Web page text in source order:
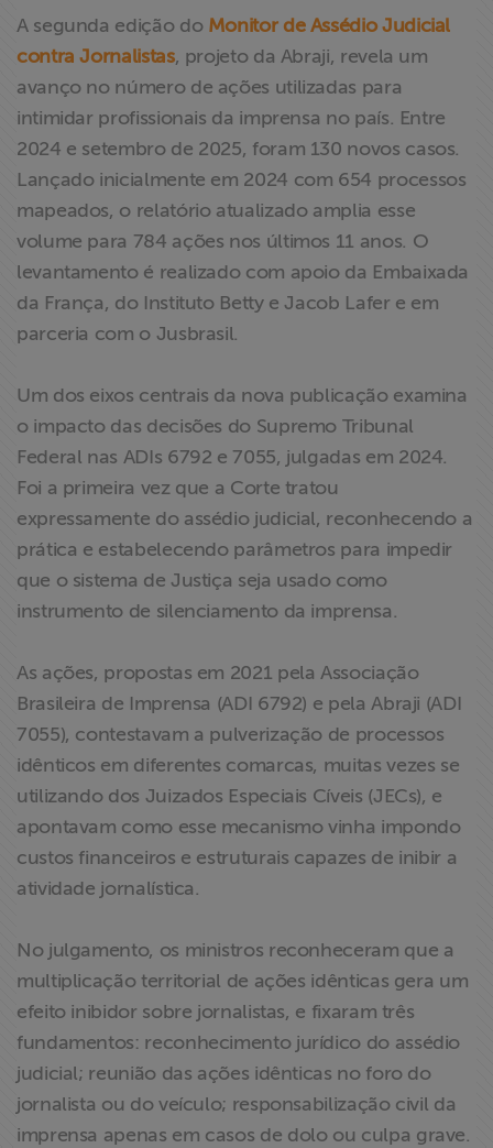
Notícias
Doe para
>> Conteúdo
exclusivo para
associados
Assine a nossa
Fale Conosco
A segunda edição do Monitor de Assédio Judicial
contra Jornalistas, projeto da Abraji, revela um
avanço no número de ações utilizadas para
intimidar profissionais da imprensa no país. Entre
2024 e setembro de 2025, foram 130 novos casos.
Lançado inicialmente em 2024 com 654 processos
mapeados, o relatório atualizado amplia esse
volume para 784 ações nos últimos 11 anos. O
levantamento é realizado com apoio da Embaixada
da França, do Instituto Betty e Jacob Lafer e em
parceria com o Jusbrasil.
Um dos eixos centrais da nova publicação examina
o impacto das decisões do Supremo Tribunal
Federal nas ADIs 6792 e 7055, julgadas em 2024.
Foi a primeira vez que a Corte tratou
expressamente do assédio judicial, reconhecendo a
prática e estabelecendo parâmetros para impedir
que o sistema de Justiça seja usado como
instrumento de silenciamento da imprensa.
As ações, propostas em 2021 pela Associação
Brasileira de Imprensa (ADI 6792) e pela Abraji (ADI
7055), contestavam a pulverização de processos
idênticos em diferentes comarcas, muitas vezes se
utilizando dos Juizados Especiais Cíveis (JECs), e
apontavam como esse mecanismo vinha impondo
custos financeiros e estruturais capazes de inibir a
atividade jornalística.
No julgamento, os ministros reconheceram que a
multiplicação territorial de ações idênticas gera um
efeito inibidor sobre jornalistas, e fixaram três
fundamentos: reconhecimento jurídico do assédio
judicial; reunião das ações idênticas no foro do
jornalista ou do veículo; responsabilização civil da
imprensa apenas em casos de dolo ou culpa grave.